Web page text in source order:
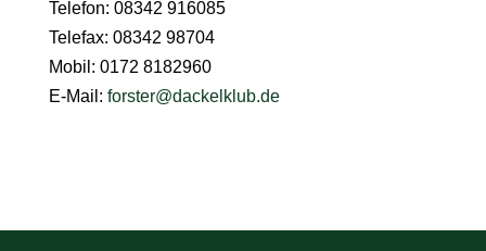
Telefon: 08342 916085
Telefax: 08342 98704
Mobil: 0172 8182960
E-Mail: forster@dackelklub.de